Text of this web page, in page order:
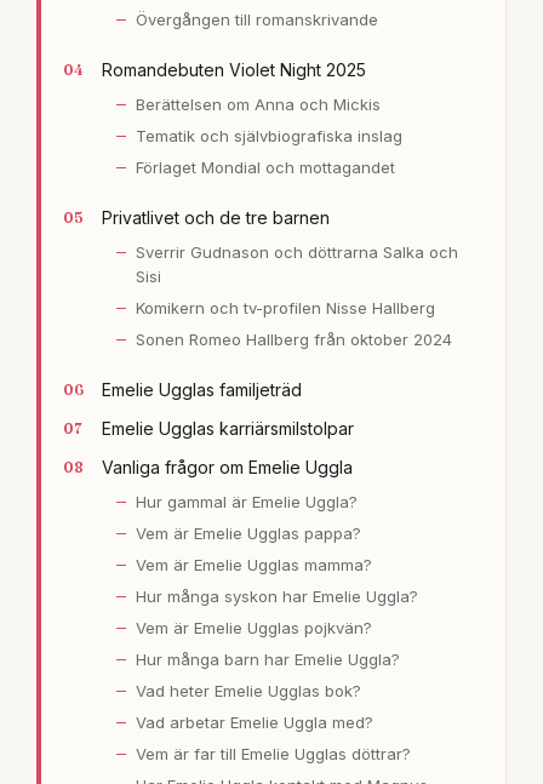
Övergången till romanskrivande
Romandebuten Violet Night 2025
Berättelsen om Anna och Mickis
Tematik och självbiografiska inslag
Förlaget Mondial och mottagandet
Privatlivet och de tre barnen
Sverrir Gudnason och döttrarna Salka och
Sisi
Komikern och tv-profilen Nisse Hallberg
Sonen Romeo Hallberg från oktober 2024
Emelie Ugglas familjeträd
Emelie Ugglas karriärsmilstolpar
Vanliga frågor om Emelie Uggla
Hur gammal är Emelie Uggla?
Vem är Emelie Ugglas pappa?
Vem är Emelie Ugglas mamma?
Hur många syskon har Emelie Uggla?
Vem är Emelie Ugglas pojkvän?
Hur många barn har Emelie Uggla?
Vad heter Emelie Ugglas bok?
Vad arbetar Emelie Uggla med?
Vem är far till Emelie Ugglas döttrar?